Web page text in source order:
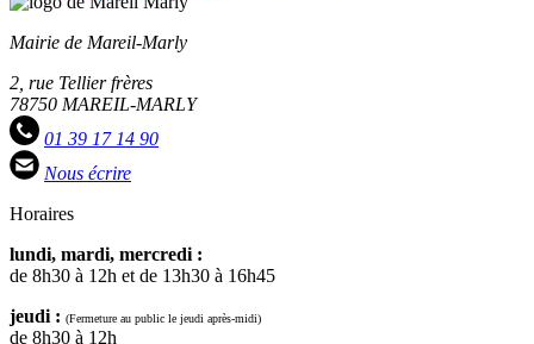
Mairie de Mareil-Marly
2, rue Tellier frères
78750 MAREIL-MARLY
01 39 17 14 90
Nous écrire
Horaires
lundi, mardi, mercredi :
de 8h30 à 12h et de 13h30 à 16h45
jeudi : (Fermeture au public le jeudi après-midi)
de 8h30 à 12h